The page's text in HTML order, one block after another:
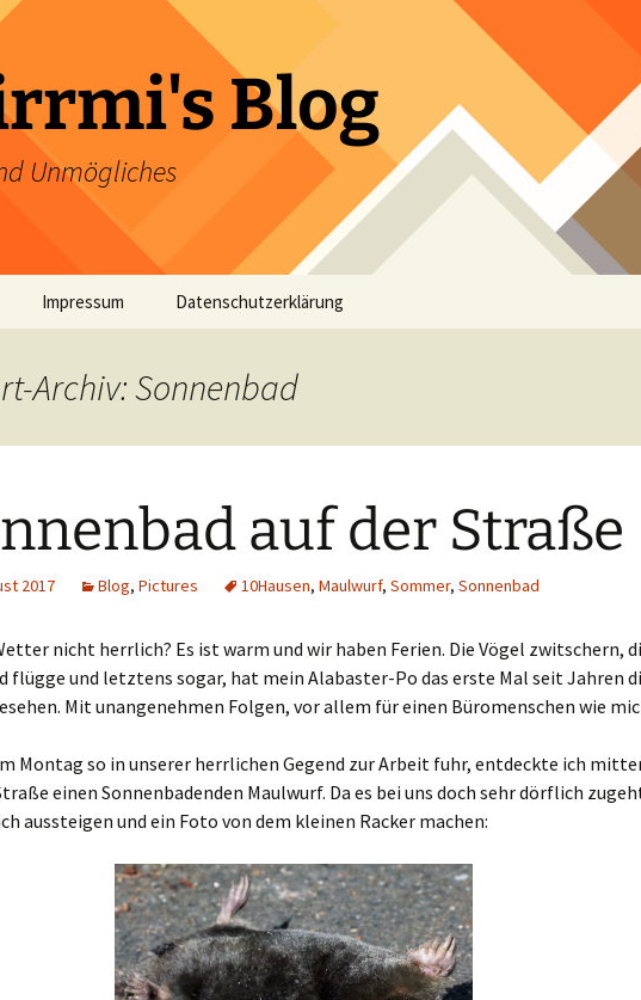
Blog
Unmögliches
Impressum Datenschutzerklärung
Archiv: Sonnenbad
auf der Straße
2017 Blog, Pictures 10Hausen, Maulwurf, Sommer, Sonnenbad
nicht herrlich? Es ist warm und wir haben Ferien. Die Vögel zwitschern,
flügge und letztens sogar, hat mein Alabaster-Po das erste Mal seit Jahren
Mit unangenehmen Folgen, vor allem für einen Büromenschen wie
Montag so in unserer herrlichen Gegend zur Arbeit fuhr, entdeckte ich
einen Sonnenbadenden Maulwurf. Da es bei uns doch sehr dörflich
aussteigen und ein Foto von dem kleinen Racker machen: